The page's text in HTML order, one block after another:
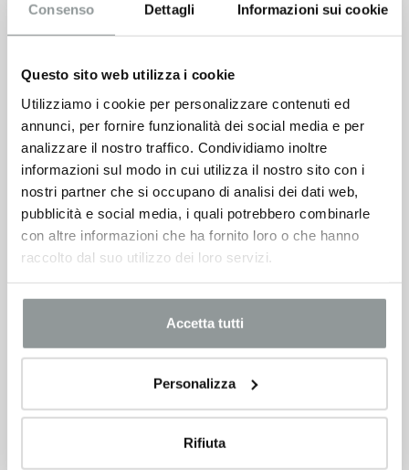
Consenso Dettagli Informazioni sui cookie
Questo sito web utilizza i cookie
Utilizziamo i cookie per personalizzare contenuti ed
annunci, per fornire funzionalità dei social media e per
analizzare il nostro traffico. Condividiamo inoltre
informazioni sul modo in cui utilizza il nostro sito con i
nostri partner che si occupano di analisi dei dati web,
pubblicità e social media, i quali potrebbero combinarle
con altre informazioni che ha fornito loro o che hanno
raccolto dal suo utilizzo dei loro servizi.
Accetta tutti
Personalizza
Rifiuta